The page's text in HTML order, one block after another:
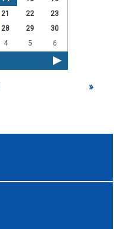
21 22
23
28 29
30
4 5 6
»